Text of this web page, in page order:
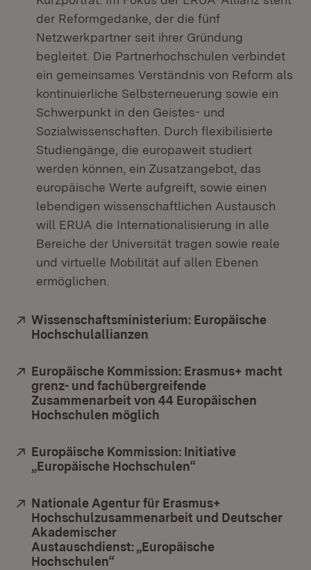
der Reformgedanke, der die fünf
Netzwerkpartner seit ihrer Gründung
begleitet. Die Partnerhochschulen verbindet
ein gemeinsames Verständnis von Reform als
kontinuierliche Selbsterneuerung sowie ein
Schwerpunkt in den Geistes- und
Sozialwissenschaften. Durch flexibilisierte
Studiengänge, die europaweit studiert
werden können, ein Zusatzangebot, das
europäische Werte aufgreift, sowie einen
lebendigen wissenschaftlichen Austausch
will ERUA die Internationalisierung in alle
Bereiche der Universität tragen sowie reale
und virtuelle Mobilität auf allen Ebenen
ermöglichen.
Extern:
Wissenschaftsministerium: Europäische
Hochschulallianzen
Extern:
Europäische Kommission: Erasmus+ macht
grenz- und fachübergreifende
Zusammenarbeit von 44 Europäischen
Hochschulen möglich
Extern:
Europäische Kommission: Initiative
„Europäische Hochschulen“
Extern:
Nationale Agentur für Erasmus+
Hochschulzusammenarbeit und Deutscher
Akademischer
Austauschdienst: „Europäische
Hochschulen“